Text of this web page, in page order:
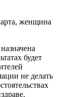
женщина
будет
не делать